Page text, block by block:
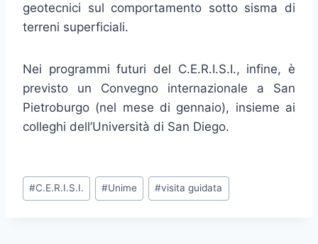
geotecnici sul comportamento sotto sisma di
terreni superficiali.
Nei programmi futuri del C.E.R.I.S.I., infine, è
previsto un Convegno internazionale a San
Pietroburgo (nel mese di gennaio), insieme ai
colleghi dell’Università di San Diego.
Tag
articolo:
#C.E.R.I.S.I. #Unime #visita guidata